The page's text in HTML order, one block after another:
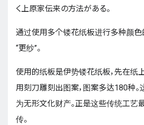
く上原家伝来の方法がある。
通过使用多个镂花纸板进行多种颜
“更纱”。
使用的纸板是伊势镂花纸板，先在纸
用刻刀雕刻出图案，图案多达180种
为无形文化财产。正是这些传统工艺
传。